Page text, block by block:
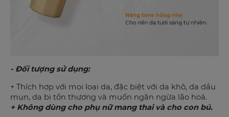
- Đối tượng sử dụng:
+ Thích hợp với mọi loại da, đặc biệt với da khô, da dầu
mụn, da bị tổn thương và muốn ngăn ngừa lão hoá.
+ Không dùng cho phụ nữ mang thai và cho con bú.